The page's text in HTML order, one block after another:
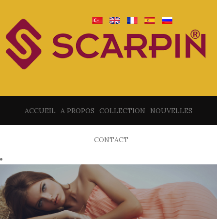
ACCUEIL A PROPOS COLLECTION NOUVELLES
CONTACT